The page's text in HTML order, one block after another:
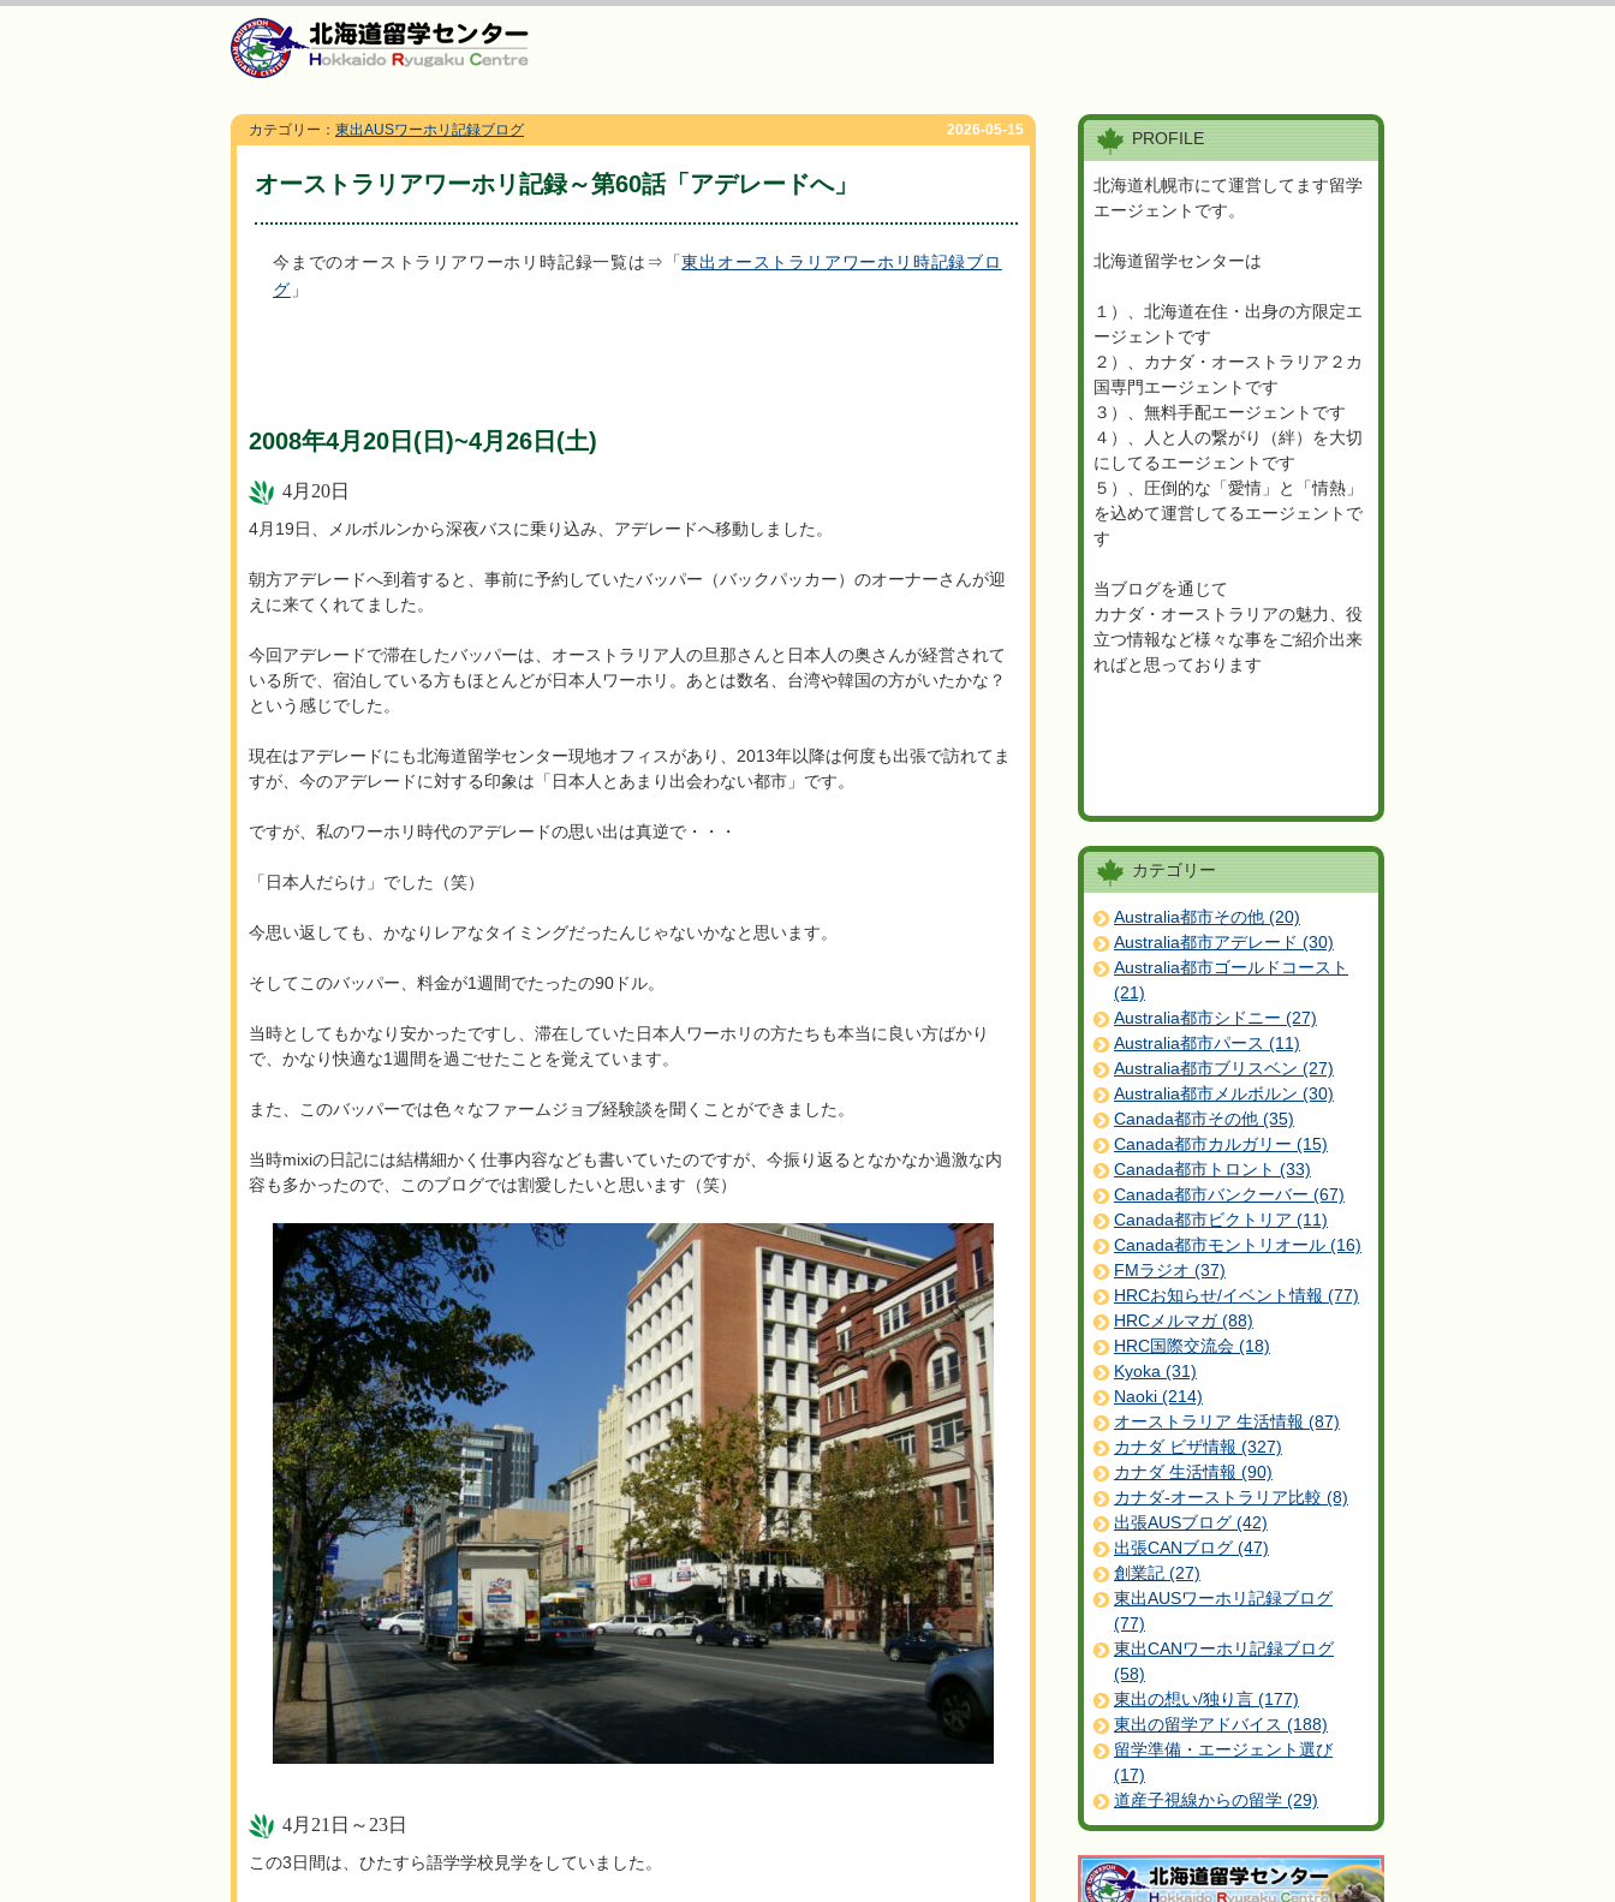
カテゴリー： 東出AUSワーホリ記録ブログ 2026-05-15
オーストラリアワーホリ記録～第60話「アデレードへ」
今までのオーストラリアワーホリ時記録一覧は⇒「東出オーストラリアワーホリ時記録ブロ
グ 」
2008年4月20日(日)~4月26日(土)
4月20日
4月19日、メルボルンから深夜バスに乗り込み、アデレードへ移動しました。
朝方アデレードへ到着すると、事前に予約していたバッパー（バックパッカー）のオーナーさんが迎
えに来てくれてました。
今回アデレードで滞在したバッパーは、オーストラリア人の旦那さんと日本人の奥さんが経営されて
いる所で、宿泊している方もほとんどが日本人ワーホリ。あとは数名、台湾や韓国の方がいたかな？
という感じでした。
現在はアデレードにも北海道留学センター現地オフィスがあり、2013年以降は何度も出張で訪れてま
すが、今のアデレードに対する印象は「日本人とあまり出会わない都市」です。
ですが、私のワーホリ時代のアデレードの思い出は真逆で・・・
「日本人だらけ」でした（笑）
今思い返しても、かなりレアなタイミングだったんじゃないかなと思います。
そしてこのバッパー、料金が1週間でたったの90ドル。
当時としてもかなり安かったですし、滞在していた日本人ワーホリの方たちも本当に良い方ばかり
で、かなり快適な1週間を過ごせたことを覚えています。
また、このバッパーでは色々なファームジョブ経験談を聞くことができました。
当時mixiの日記には結構細かく仕事内容なども書いていたのですが、今振り返るとなかなか過激な内
容も多かったので、このブログでは割愛したいと思います（笑）
4月21日～23日
この3日間は、ひたすら語学学校見学をしていました。
PROFILE
北海道札幌市にて運営してます留学
エージェントです。
北海道留学センターは
１）、北海道在住・出身の方限定エ
ージェントです
２）、カナダ・オーストラリア２カ
国専門エージェントです
３）、無料手配エージェントです
４）、人と人の繋がり（絆）を大切
にしてるエージェントです
５）、圧倒的な「愛情」と「情熱」
を込めて運営してるエージェントで
す
当ブログを通じて
カナダ・オーストラリアの魅力、役
立つ情報など様々な事をご紹介出来
ればと思っております
カテゴリー
Australia都市その他 (20)
Australia都市アデレード (30)
Australia都市ゴールドコースト
(21)
Australia都市シドニー (27)
Australia都市パース (11)
Australia都市ブリスベン (27)
Australia都市メルボルン (30)
Canada都市その他 (35)
Canada都市カルガリー (15)
Canada都市トロント (33)
Canada都市バンクーバー (67)
Canada都市ビクトリア (11)
Canada都市モントリオール (16)
FMラジオ (37)
HRCお知らせ/イベント情報 (77)
HRCメルマガ (88)
HRC国際交流会 (18)
Kyoka (31)
Naoki (214)
オーストラリア 生活情報 (87)
カナダ ビザ情報 (327)
カナダ 生活情報 (90)
カナダ-オーストラリア比較 (8)
出張AUSブログ (42)
出張CANブログ (47)
創業記 (27)
東出AUSワーホリ記録ブログ
(77)
東出CANワーホリ記録ブログ
(58)
東出の想い/独り言 (177)
東出の留学アドバイス (188)
留学準備・エージェント選び
(17)
道産子視線からの留学 (29)